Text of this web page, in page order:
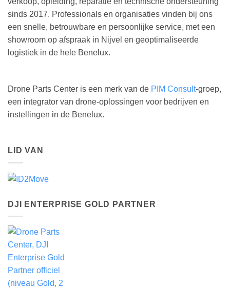
sinds 2017. Professionals en organisaties vinden bij ons
een snelle, betrouwbare en persoonlijke service, met een
showroom op afspraak in Nijvel en geoptimaliseerde
logistiek in de hele Benelux.
Drone Parts Center is een merk van de PIM Consult-groep,
een integrator van drone-oplossingen voor bedrijven en
instellingen in de Benelux.
LID VAN
DJI ENTERPRISE GOLD PARTNER